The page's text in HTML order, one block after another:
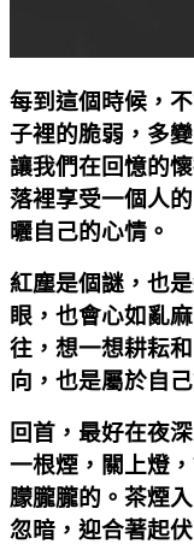
每到這個時候，
子裡的脆弱，多
讓我們在回憶的
落裡享受一個人
曬自己的心情。
紅塵是個謎，也
眼，也會心如亂
往，想一想耕耘
向，也是屬於自
回首，最好在夜
一根煙，關上燈
朦朧朧的。茶煙
忽暗，迎合著起